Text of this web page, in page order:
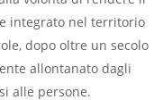
integrato nel territorio
dopo oltre un secolo
allontanato dagli
alle persone.